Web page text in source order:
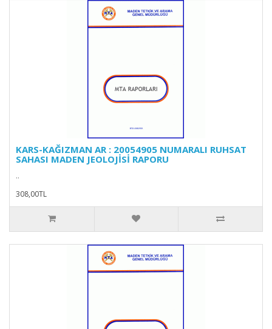
KARS-KAĞIZMAN AR : 20054905 NUMARALI RUHSAT
SAHASI MADEN JEOLOJİSİ RAPORU
..
308,00TL